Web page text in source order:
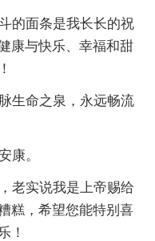
的面条是我长长的祝
康与快乐、幸福和甜
生命之泉，永远畅流
康。
老实说我是上帝赐给
糕，希望您能特别喜
！